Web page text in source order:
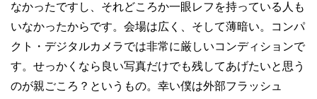
なかったですし、それどころか一眼レフを持っている人も
いなかったからです。会場は広く、そして薄暗い。コンパ
クト・デジタルカメラでは非常に厳しいコンディションで
す。せっかくなら良い写真だけでも残してあげたいと思う
のが親ごころ？というもの。幸い僕は外部フラッシュ